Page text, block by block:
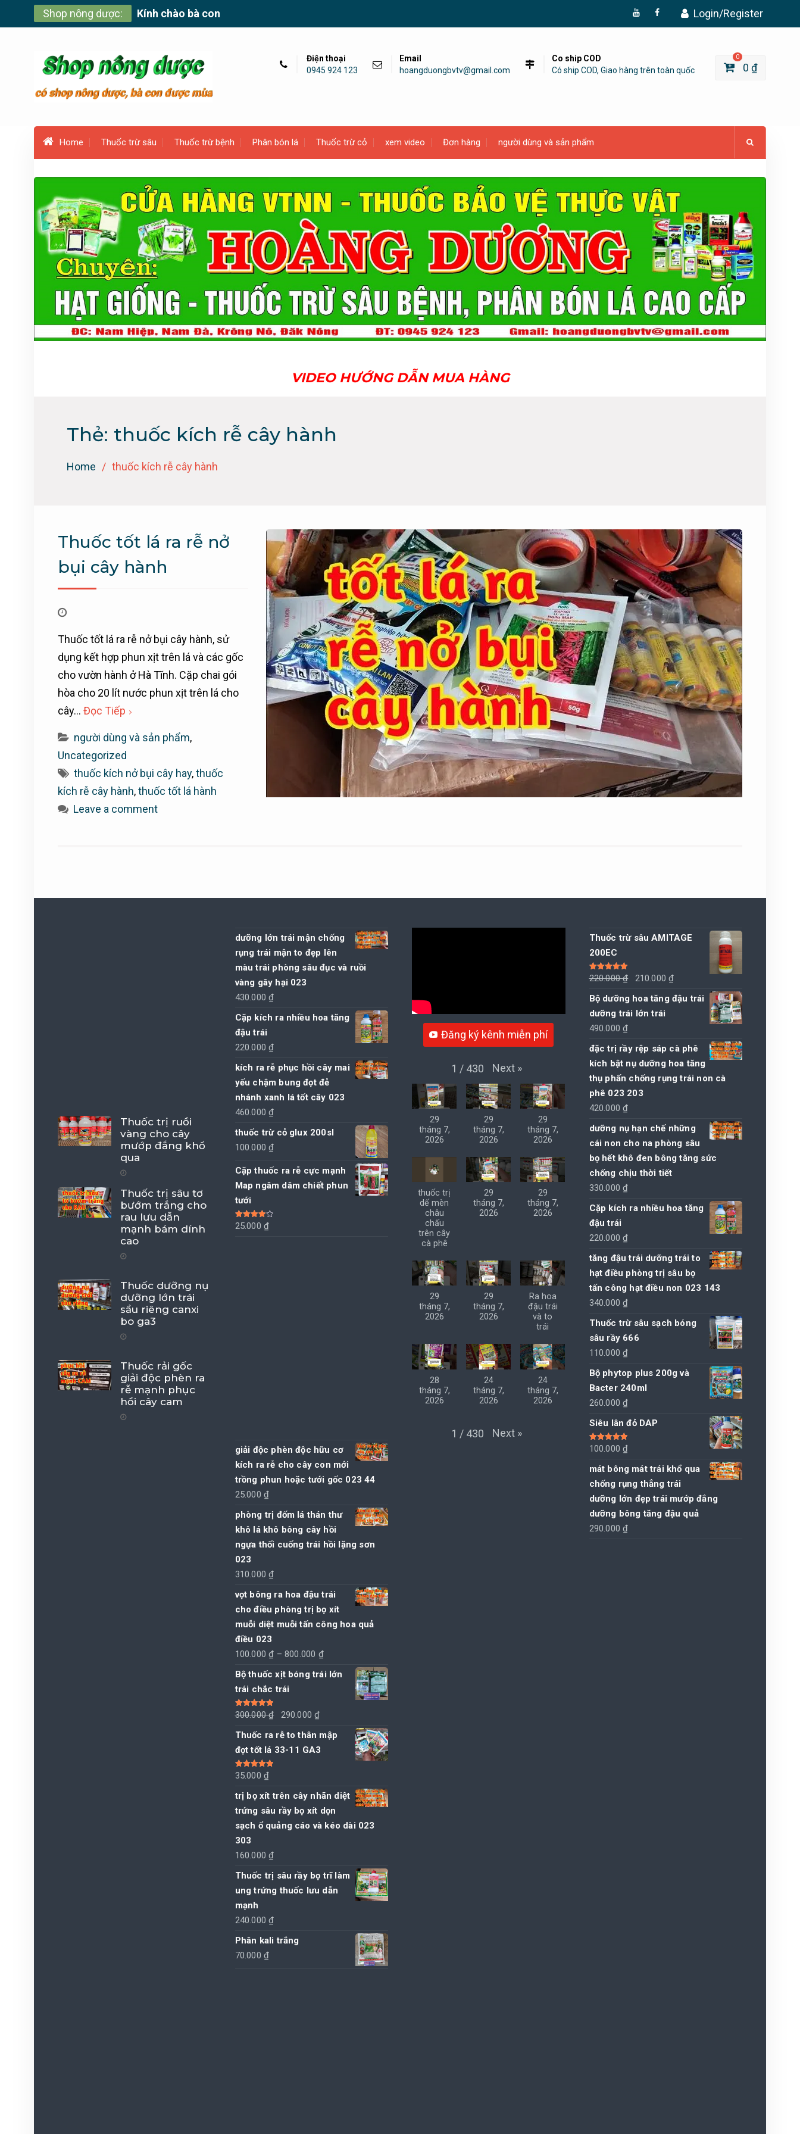
to
Shop nông dược: Kính chào bà con
Login/Register
Điện thoại
0945 924 123
Email
hoangduongbvtv@gmail.com
Co ship COD
Có ship COD, Giao hàng trên toàn quốc
0
0 ₫
Home Thuốc trừ sâu Thuốc trừ bệnh Phân bón lá Thuốc trừ cỏ xem video Đơn hàng người dùng và sản phẩm
VIDEO HƯỚNG DẪN MUA HÀNG
Thẻ: thuốc kích rễ cây hành
Home thuốc kích rễ cây hành
Thuốc tốt lá ra rễ nở
bụi cây hành
Thuốc tốt lá ra rễ nở bụi cây hành, sử
dụng kết hợp phun xịt trên lá và các gốc
cho vườn hành ở Hà Tĩnh. Cặp chai gói
hòa cho 20 lít nước phun xịt trên lá cho
cây… Đọc Tiếp
người dùng và sản phẩm,
Uncategorized
thuốc kích nở bụi cây hay,thuốc
kích rễ cây hành,thuốc tốt lá hành
Leave a comment
Thuốc trị ruồi
vàng cho cây
mướp đắng khổ
qua
Thuốc trị sâu tơ
bướm trắng cho
rau lưu dẫn
mạnh bám dính
cao
Thuốc dưỡng nụ
dưỡng lớn trái
sầu riêng canxi
bo ga3
Thuốc rải gốc
giải độc phèn ra
rễ mạnh phục
hồi cây cam
dưỡng lớn trái mận chống
rụng trái mận to đẹp lên
màu trái phòng sâu đục và ruồi
vàng gây hại 023
430.000₫
Cặp kích ra nhiều hoa tăng
đậu trái
220.000₫
kích ra rễ phục hồi cây mai
yếu chậm bung đọt đẻ
nhánh xanh lá tốt cây 023
460.000₫
thuốc trừ cỏ glux 200sl
100.000₫
Cặp thuốc ra rễ cực mạnh
Map ngâm dâm chiết phun
tưới
Được xếp
hạng4.00
25.000 ₫
giải độc phèn độc hữu cơ
kích ra rễ cho cây con mới
trồng phun hoặc tưới gốc 023 44
25.000 ₫
phòng trị đốm lá thán thư
khô lá khô bông cây hồi
ngựa thối cuống trái hồi lặng sơn
023
310.000₫
vọt bông ra hoa đậu trái
cho điều phòng trị bọ xít
muỗi diệt muỗi tấn công hoa quả
điều 023
100.000₫ – 800.000 ₫Khoảng
giá:
100.000 ₫
800.000 ₫
Bộ thuốc xịt bóng trái lớn
trái chắc trái
Được xếp
hạng5.00 5
300.000₫
Giá
gốc
là:
290.000₫
hiện
Thuốc ra rễ to thân mập
đọt tốt lá 33-11 GA3
Được xếp
hạng5.005
35.000 ₫
trị bọ xít trên cây nhãn diệt
trứng sâu rầy bọ xít dọn
sạch ổ quảng cáo và kéo dài 023
303
160.000₫
Thuốc trị sâu rầy bọ trĩ làm
ung trứng thuốc lưu dẫn
mạnh
240.000₫
Phân kali trắng
70.000 ₫
Đăng ký kênh miễn phí
1 / 430 Next »
29
tháng 7,
2026
29
tháng 7,
2026
29
tháng 7,
2026
thuốc trị
dế mèn
châu
chấu
trên cây
cà phê
29
tháng 7,
2026
29
tháng 7,
2026
29
tháng 7,
2026
29
tháng 7,
2026
Ra hoa
đậu trái
và to
trái
28
tháng 7,
2026
24
tháng 7,
2026
24
tháng 7,
2026
1 / 430 Next »
Thuốc trừ sâu AMITAGE
200EC
Được xếp
hạng5.00 5
220.000₫
Giá
gốc
là:
210.000₫
hiện
Bộ dưỡng hoa tăng đậu trái
dưỡng trái lớn trái
490.000₫
đặc trị rầy rệp sáp cà phê
kích bật nụ dưỡng hoa tăng
thụ phấn chống rụng trái non cà
phê 023 203
420.000₫
dưỡng nụ hạn chế những
cái non cho na phòng sâu
bọ hết khô đen bông tăng sức
chống chịu thời tiết
330.000₫
Cặp kích ra nhiều hoa tăng
đậu trái
220.000₫
tăng đậu trái dưỡng trái to
hạt điều phòng trị sâu bọ
tấn công hạt điều non 023 143
340.000₫
Thuốc trừ sâu sạch bóng
sâu rầy 666
110.000₫
Bộ phytop plus 200g và
Bacter 240ml
260.000₫
Siêu lân đỏ DAP
Được xếp
hạng5.00 5
100.000₫
mát bông mát trái khổ qua
chống rụng thẳng trái
dưỡng lớn đẹp trái mướp đắng
dưỡng bông tăng đậu quả
290.000₫